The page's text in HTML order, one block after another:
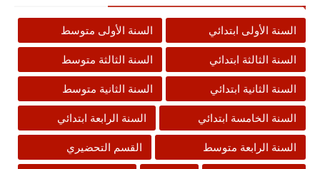
السنة الأولى ابتدائي السنة الأولى متوسط
السنة الثالثة ابتدائي السنة الثالثة متوسط
السنة الثانية ابتدائي السنة الثانية متوسط
السنة الخامسة ابتدائي السنة الرابعة ابتدائي
السنة الرابعة متوسط القسم التحضيري